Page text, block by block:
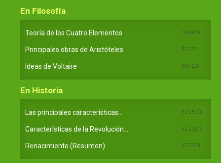
En Filosofía
Teoría de los Cuatro Elementos 149910
Principales obras de Aristóteles 82125
Ideas de Voltaire 80723
En Historia
Las principales características... 525533
Características de la Revolución... 522321
Renacimiento (Resumen) 457154